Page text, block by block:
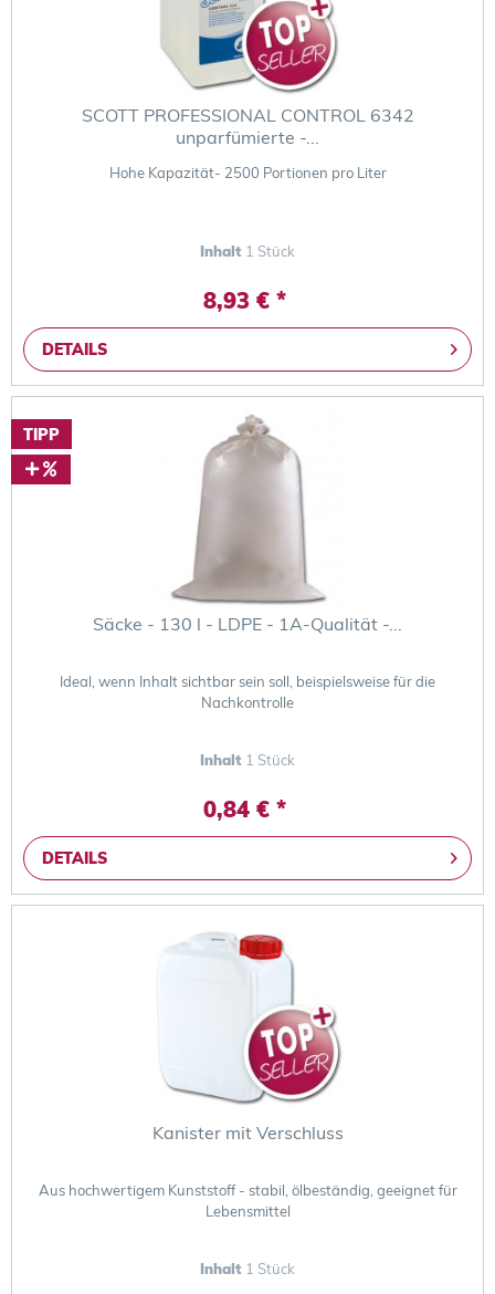
SCOTT PROFESSIONAL CONTROL 6342
unparfümierte -...
Hohe Kapazität- 2500 Portionen pro Liter
Inhalt 1 Stück
8,93 € *
DETAILS
TIPP
Säcke - 130 l - LDPE - 1A-Qualität -...
Ideal, wenn Inhalt sichtbar sein soll, beispielsweise für die
Nachkontrolle
Inhalt 1 Stück
0,84 € *
DETAILS
Kanister mit Verschluss
Aus hochwertigem Kunststoff - stabil, ölbeständig, geeignet für
Lebensmittel
Inhalt 1 Stück